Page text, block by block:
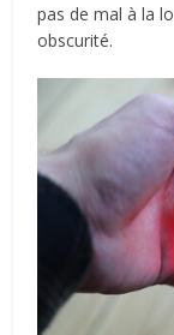
pas de mal à la
obscurité.